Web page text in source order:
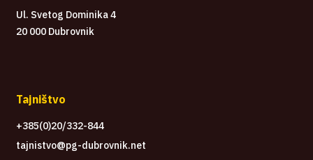
Ul. Svetog Dominika 4
20 000 Dubrovnik
Tajništvo
+385(0)20/332-844
tajnistvo@pg-dubrovnik.net